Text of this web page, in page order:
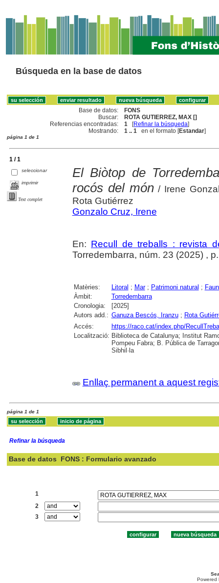
Búsqueda en la base de datos
Base de datos:
FONS
Buscar:
ROTA GUTIERREZ, MAX []
Referencias encontradas:
1 [Refinar la búsqueda]
Mostrando:
1 .. 1 en el formato [Estandar]
página 1 de 1
1 / 1
seleccionar
imprimir
Text complet
El Biòtop de
rocós del món/ Irene
Rota Gutiérrez
Gonzalo Cruz, Irene
En: Recull de treballs : revista
Torredembarra, núm. 23 (2025) ,
Matèries: Litoral ; Mar; Patrimoni natural ;
Àmbit:
Torredembarra
Cronologia:
[2025]
Autors add.: Ganuza Bescós, Iranzu; Rota
Accés:
https://raco.cat/index.php/
Localització: Biblioteca de Catalunya; Institut
Pompeu Fabra; B. Pública de
Sibhil·la
Enllaç permanent a aquest
página 1 de 1
Refinar la búsqueda
Base de datos FONS : Formulario avanzado
1
2
3